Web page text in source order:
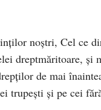
noştri, Cel ce
dreptmăritoare, şi
de mai
trupeşti şi pe cei